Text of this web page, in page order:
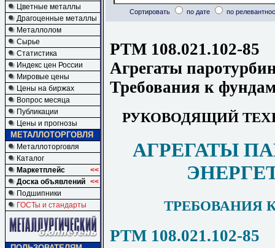
Цветные металлы
Драгоценные металлы
Металлолом
Сырье
Статистика
Индекс цен России
Мировые цены
Цены на биржах
Вопрос месяца
Публикации
Цены и прогнозы
МЕТАЛЛОТОРГОВЛЯ
Металлоторговля
Каталог
Маркетплейс
<<
Доска объявлений <<
Подшипники
ГОСТы и стандарты
Сортировать по дате по
РТМ 108.021.102-85
Агрегаты
Требования к
РУКОВОДЯЩИЙ
АГРЕГАТЫ
ТРЕБОВАНИЯ
РТМ 108.021.102-85